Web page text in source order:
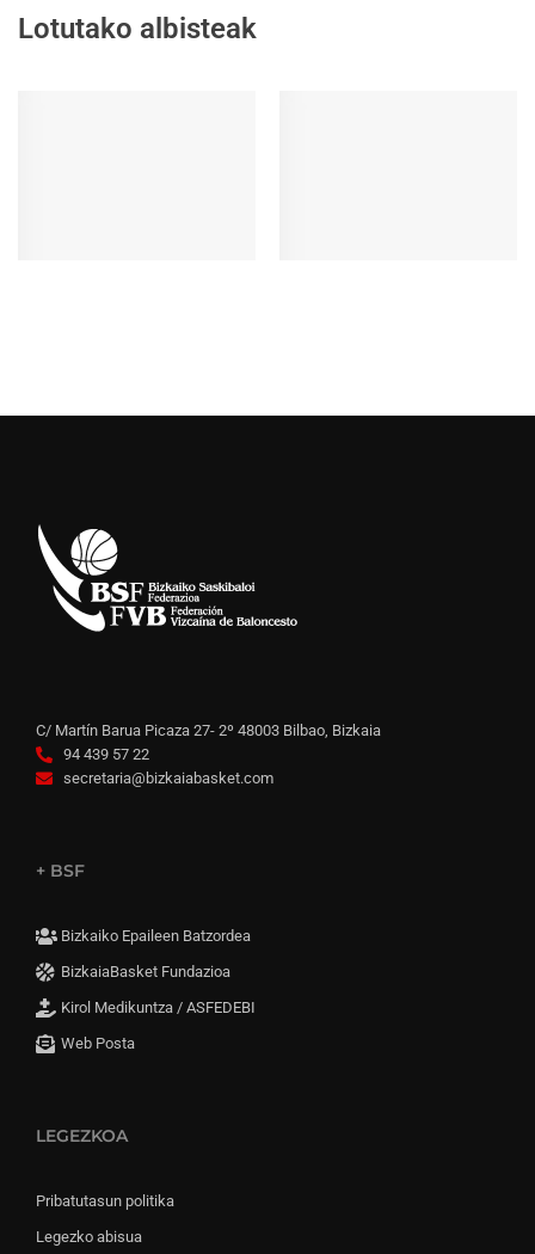
Lotutako albisteak
C/ Martín Barua Picaza 27- 2º 48003 Bilbao, Bizkaia
94 439 57 22
secretaria@bizkaiabasket.com
+ BSF
Bizkaiko Epaileen Batzordea
BizkaiaBasket Fundazioa
Kirol Medikuntza / ASFEDEBI
Web Posta
LEGEZKOA
Pribatutasun politika
Legezko abisua